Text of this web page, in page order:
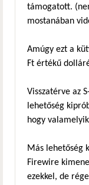
támogatott.
mostanában
Amúgy ezt a
Ft értékű
Visszatérve az
lehetőség
hogy
Más lehetőség
Firewire
ezekkel, de